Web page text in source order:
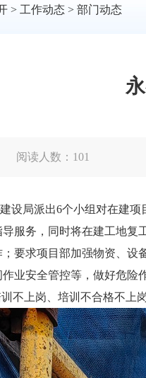
> 工作动态> 部门动态
阅读人数： 101
设局派出6个小组对在建
服务，同时将在建工地
要求项目部加强物资、
业安全管控等，做好危
不上岗、培训不合格不上